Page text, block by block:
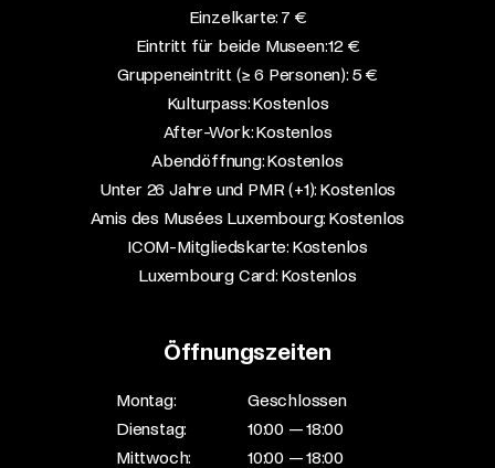
Einzelkarte: 7 €​
Eintritt für beide Museen: 12 €​
Gruppeneintritt (≥ 6 Personen): 5 €​
Kulturpass: Kostenlos​
After-Work: Kostenlos​
Abendöffnung: Kostenlos​
Unter 26 Jahre und PMR (+1): Kostenlos​
Amis des Musées Luxembourg: Kostenlos​
ICOM-Mitgliedskarte: Kostenlos​
Luxembourg Card: Kostenlos
Öffnungszeiten
Montag:
Geschlossen
Dienstag:
10:00 — 18:00
Mittwoch:
10:00 — 18:00